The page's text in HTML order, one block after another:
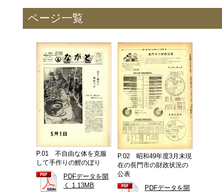
ページ一覧
P.01 不自由な体を克服
して手作りの鯉のぼり
PDFデータを開
く 1.13MB
P.02 昭和49年度3月末現
在の長門市の財政状況の
公表
PDFデータを開